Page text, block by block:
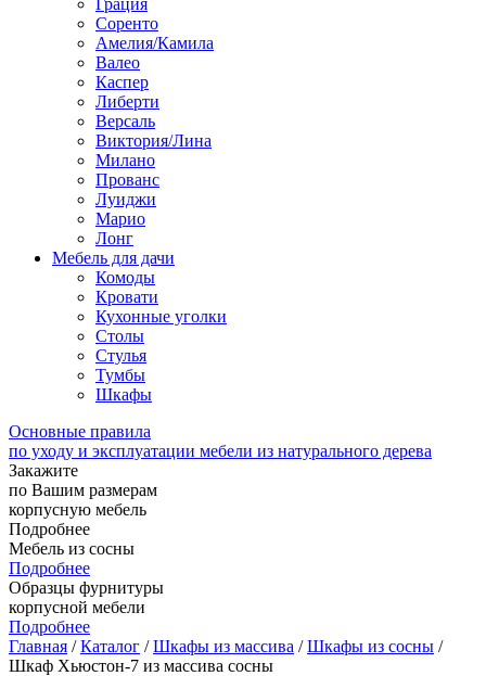
Грация
Соренто
Амелия/Камила
Валео
Каспер
Либерти
Версаль
Виктория/Лина
Милано
Прованс
Луиджи
Марио
Лонг
Мебель для дачи
Комоды
Кровати
Кухонные уголки
Столы
Стулья
Тумбы
Шкафы
Основные правила
по уходу и эксплуатации мебели из натурального дерева
Закажите
по Вашим размерам
корпусную мебель
Подробнее
Мебель из сосны
Подробнее
Образцы фурнитуры
корпусной мебели
Подробнее
Главная /Каталог /Шкафы из массива /Шкафы из сосны /
Шкаф Хьюстон-7 из массива сосны